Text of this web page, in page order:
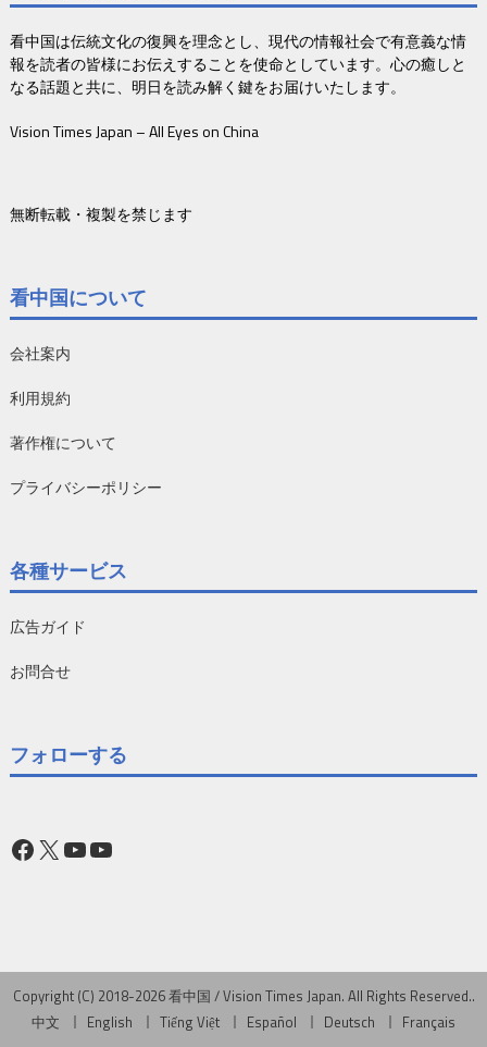
看中国は伝統文化の復興を理念とし、現代の情報社会で有意義な情
報を読者の皆様にお伝えすることを使命としています。心の癒しと
なる話題と共に、明日を読み解く鍵をお届けいたします。
Vision Times Japan – All Eyes on China
無断転載・複製を禁じます
看中国について
会社案内
利用規約
著作権について
プライバシーポリシー
各種サービス
広告ガイド
お問合せ
フォローする
Facebook
X YouTube
YouTube
Copyright (C) 2018-2026 看中国 / Vision Times Japan. All Rights Reserved..
中文
English Tiếng Việt Español Deutsch Français